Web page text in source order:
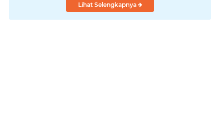
Lihat Selengkapnya